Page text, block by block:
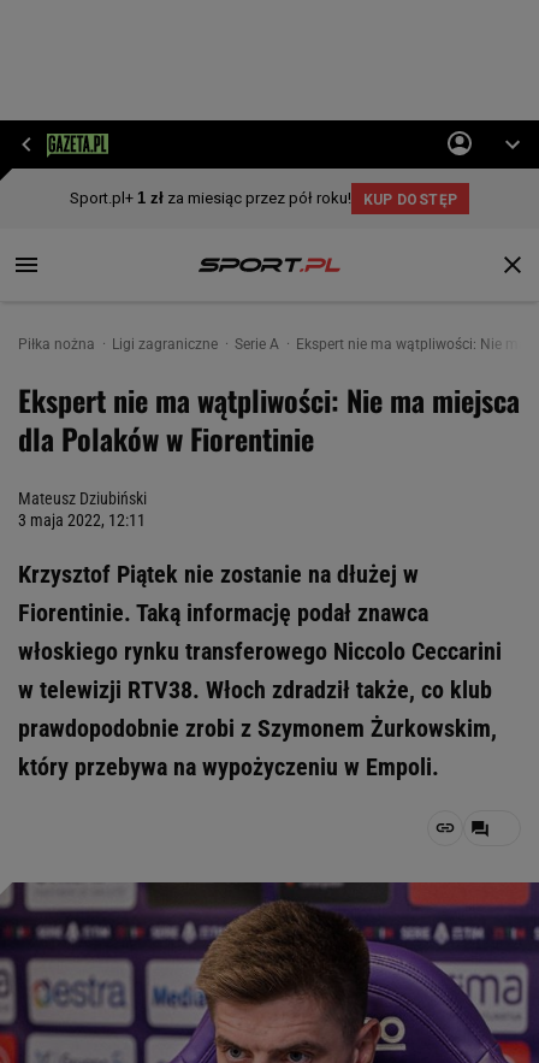
Piłka nożna Ligi zagraniczne Serie A Ekspert nie ma wątpliwości: Nie ma
Ekspert nie ma wątpliwości: Nie ma miejsca
dla Polaków w Fiorentinie
Mateusz Dziubiński
3 maja 2022, 12:11
Krzysztof Piątek nie zostanie na dłużej w
Fiorentinie. Taką informację podał znawca
włoskiego rynku transferowego Niccolo Ceccarini
w telewizji RTV38. Włoch zdradził także, co klub
prawdopodobnie zrobi z Szymonem Żurkowskim,
który przebywa na wypożyczeniu w Empoli.